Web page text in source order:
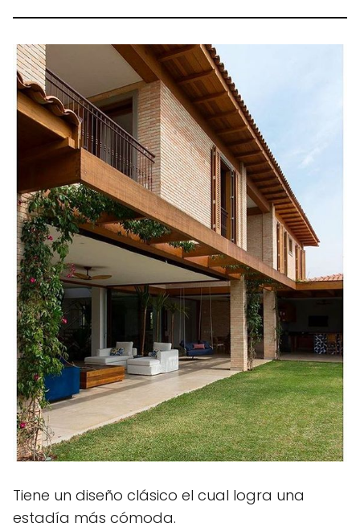
Tiene un diseño clásico el cual logra una
estadía más cómoda.